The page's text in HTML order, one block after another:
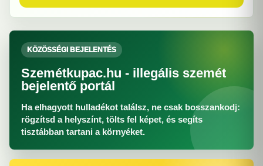
KÖZÖSSÉGI BEJELENTÉS
Szemétkupac.hu - illegális szemét
bejelentő portál
Ha elhagyott hulladékot találsz, ne csak bosszankodj:
rögzítsd a helyszínt, tölts fel képet, és segíts
tisztábban tartani a környéket.